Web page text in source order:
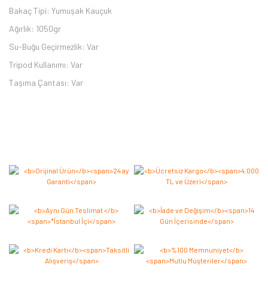
Bakaç Tipi: Yumuşak Kauçuk
Ağırlık: 1050gr
Su-Buğu Geçirmezlik: Var
Tripod Kullanımı: Var
Taşıma Çantası: Var